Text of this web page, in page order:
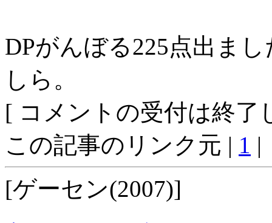
DPがんぼる225点出ま
しら。
[ コメントの受付は終了
この記事のリンク元 | 1 |
[ゲーセン(2007)]